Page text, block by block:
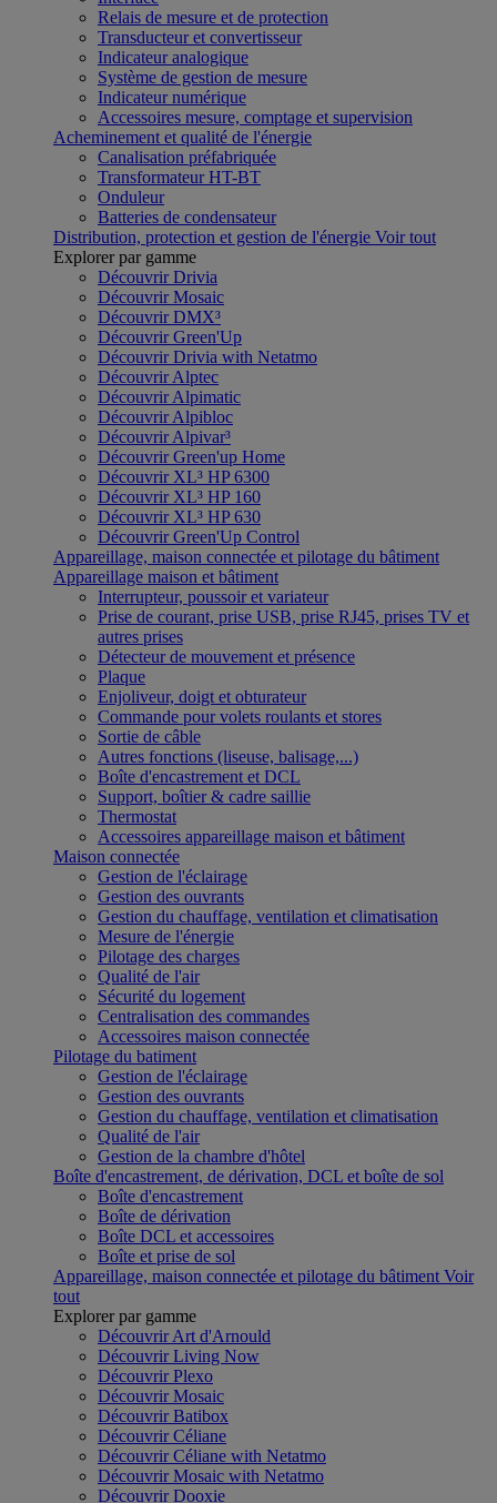
Relais de mesure et de protection
Transducteur et convertisseur
Indicateur analogique
Système de gestion de mesure
Indicateur numérique
Accessoires mesure, comptage et supervision
Acheminement et qualité de l'énergie
Canalisation préfabriquée
Transformateur HT-BT
Onduleur
Batteries de condensateur
Distribution, protection et gestion de l'énergie Voir tout
Explorer par gamme
Découvrir Drivia
Découvrir Mosaic
Découvrir DMX³
Découvrir Green'Up
Découvrir Drivia with Netatmo
Découvrir Alptec
Découvrir Alpimatic
Découvrir Alpibloc
Découvrir Alpivar³
Découvrir Green'up Home
Découvrir XL³ HP 6300
Découvrir XL³ HP 160
Découvrir XL³ HP 630
Découvrir Green'Up Control
Appareillage, maison connectée et pilotage du bâtiment
Appareillage maison et bâtiment
Interrupteur, poussoir et variateur
Prise de courant, prise USB, prise RJ45, prises TV et
autres prises
Détecteur de mouvement et présence
Plaque
Enjoliveur, doigt et obturateur
Commande pour volets roulants et stores
Sortie de câble
Autres fonctions (liseuse, balisage,...)
Boîte d'encastrement et DCL
Support, boîtier & cadre saillie
Thermostat
Accessoires appareillage maison et bâtiment
Maison connectée
Gestion de l'éclairage
Gestion des ouvrants
Gestion du chauffage, ventilation et climatisation
Mesure de l'énergie
Pilotage des charges
Qualité de l'air
Sécurité du logement
Centralisation des commandes
Accessoires maison connectée
Pilotage du batiment
Gestion de l'éclairage
Gestion des ouvrants
Gestion du chauffage, ventilation et climatisation
Qualité de l'air
Gestion de la chambre d'hôtel
Boîte d'encastrement, de dérivation, DCL et boîte de sol
Boîte d'encastrement
Boîte de dérivation
Boîte DCL et accessoires
Boîte et prise de sol
Appareillage, maison connectée et pilotage du bâtiment Voir
tout
Explorer par gamme
Découvrir Art d'Arnould
Découvrir Living Now
Découvrir Plexo
Découvrir Mosaic
Découvrir Batibox
Découvrir Céliane
Découvrir Céliane with Netatmo
Découvrir Mosaic with Netatmo
Découvrir Dooxie